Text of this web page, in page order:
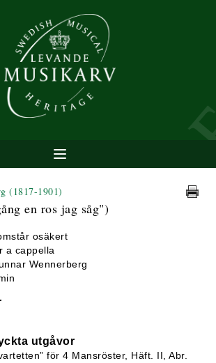
(1817-1901)
en ros jag såg")
osäkert
a cappella
Wennerberg
utgåvor
för 4 Mansröster, Häft. II, Abr.